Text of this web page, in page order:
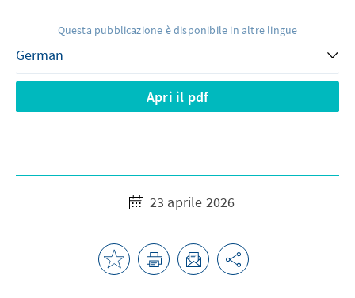
Questa pubblicazione è disponibile in altre lingue
Apri il pdf
23 aprile 2026